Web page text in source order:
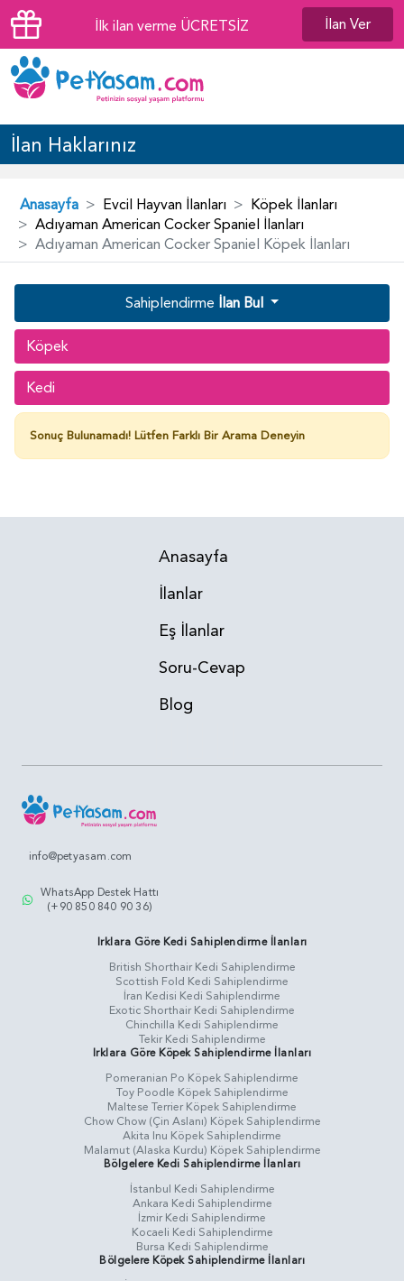
İlk ilan verme ÜCRETSİZ İlan Ver
İlan Haklarınız
Anasayfa Evcil Hayvan İlanları
Köpek İlanları
Adıyaman American Cocker Spaniel İlanları
Adıyaman American Cocker Spaniel Köpek İlanları
Sahiplendirme İlan Bul
Köpek
Kedi
Sonuç Bulunamadı! Lütfen Farklı Bir Arama Deneyin
Anasayfa
İlanlar
Eş İlanlar
Soru-Cevap
Blog
info@petyasam.com
WhatsApp Destek Hattı
(+90 850 840 90 36)
Irklara Göre Kedi Sahiplendirme İlanları
British Shorthair Kedi Sahiplendirme
Scottish Fold Kedi Sahiplendirme
İran Kedisi Kedi Sahiplendirme
Exotic Shorthair Kedi Sahiplendirme
Chinchilla Kedi Sahiplendirme
Tekir Kedi Sahiplendirme
Irklara Göre Köpek Sahiplendirme İlanları
Pomeranian Po Köpek Sahiplendirme
Toy Poodle Köpek Sahiplendirme
Maltese Terrier Köpek Sahiplendirme
Chow Chow (Çin Aslanı) Köpek Sahiplendirme
Akita Inu Köpek Sahiplendirme
Malamut (Alaska Kurdu) Köpek Sahiplendirme
Bölgelere Kedi Sahiplendirme İlanları
İstanbul Kedi Sahiplendirme
Ankara Kedi Sahiplendirme
İzmir Kedi Sahiplendirme
Kocaeli Kedi Sahiplendirme
Bursa Kedi Sahiplendirme
Bölgelere Köpek Sahiplendirme İlanları